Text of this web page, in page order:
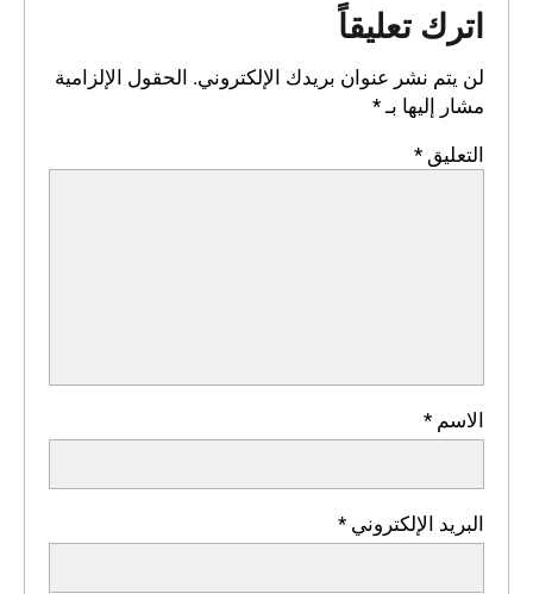
اترك تعليقاً
لن يتم نشر عنوان بريدك الإلكتروني. الحقول الإلزامية
مشار إليها بـ *
التعليق *
الاسم *
البريد الإلكتروني *